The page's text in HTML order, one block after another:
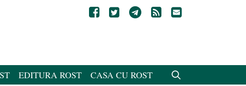
EDITURA ROST CASA CU ROST